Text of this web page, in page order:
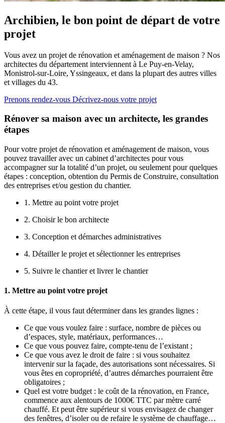
Archibien, le bon point de départ de votre
projet
Vous avez un projet de rénovation et aménagement de maison ? Nos
architectes du département interviennent à Le Puy-en-Velay,
Monistrol-sur-Loire, Yssingeaux, et dans la plupart des autres villes
et villages du 43.
Prenons rendez-vous Décrivez-nous votre projet
Rénover sa maison avec un architecte, les grandes
étapes
Pour votre projet de rénovation et aménagement de maison, vous
pouvez travailler avec un cabinet d’architectes pour vous
accompagner sur la totalité d’un projet, ou seulement pour quelques
étapes : conception, obtention du Permis de Construire, consultation
des entreprises et/ou gestion du chantier.
1. Mettre au point votre projet
2. Choisir le bon architecte
3. Conception et démarches administratives
4. Détailler le projet et sélectionner les entreprises
5. Suivre le chantier et livrer le chantier
1. Mettre au point votre projet
À cette étape, il vous faut déterminer dans les grandes lignes :
Ce que vous voulez faire : surface, nombre de pièces ou
d’espaces, style, matériaux, performances…
Ce que vous pouvez faire, compte-tenu de l’existant ;
Ce que vous avez le droit de faire : si vous souhaitez
intervenir sur la façade, des autorisations sont nécessaires. Si
vous êtes en copropriété, d’autres démarches pourraient être
obligatoires ;
Quel est votre budget : le coût de la rénovation, en France,
commence aux alentours de 1000€ TTC par mètre carré
chauffé. Et peut être supérieur si vous envisagez de changer
des fenêtres, d’isoler ou de refaire le système de chauffage…